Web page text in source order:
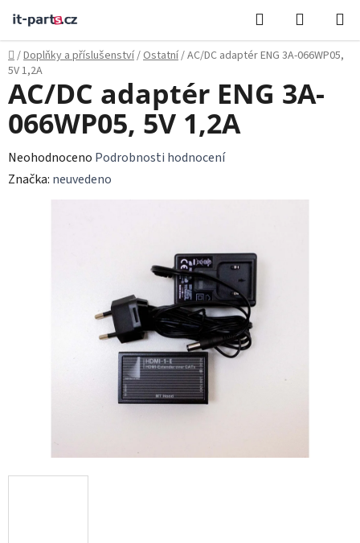
obsah
Hledat
KOŠÍK
Domů
/Doplňky a příslušenství/Ostatní/AC/DC adaptér ENG 3A-066WP05,
5V 1,2A
AC/DC adaptér ENG 3A-
066WP05, 5V 1,2A
Průměrné
hodnocení
Neohodnoceno Podrobnosti hodnocení
Značka: neuvedeno